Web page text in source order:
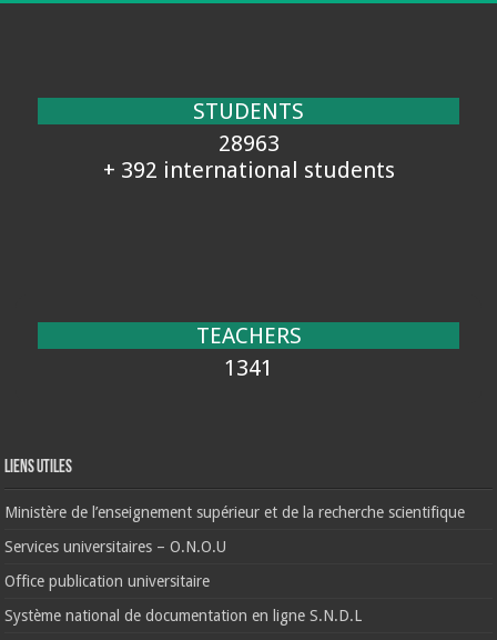
STUDENTS
28963
+ 392 international students
TEACHERS
1341
Liens Utiles
Ministère de l’enseignement supérieur et de la recherche scientifique
Services universitaires – O.N.O.U
Office publication universitaire
Système national de documentation en ligne S.N.D.L